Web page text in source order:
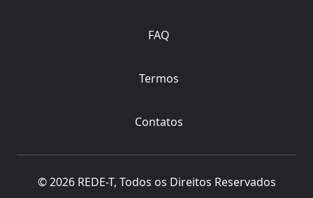
FAQ
Termos
Contatos
© 2026 REDE-T, Todos os Direitos Reservados